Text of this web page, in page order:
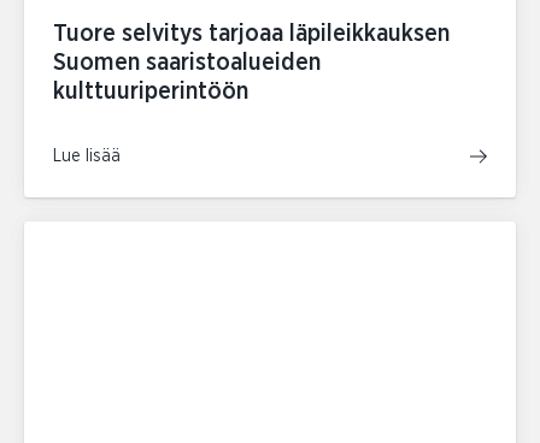
Tuore selvitys tarjoaa läpileikkauksen
Suomen saaristoalueiden
kulttuuriperintöön
Lue lisää